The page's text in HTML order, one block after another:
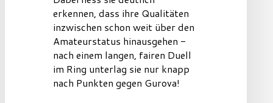
erkennen, dass ihre Qualitäten
inzwischen schon weit über den
Amateurstatus hinausgehen -
nach einem langen, fairen Duell
im Ring unterlag sie nur knapp
nach Punkten gegen Gurova!